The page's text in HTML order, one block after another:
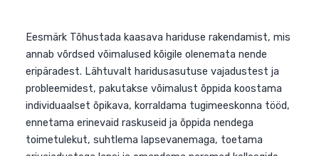
Eesmärk Tõhustada kaasava hariduse rakendamist,
annab võrdsed võimalused kõigile olenemata nende
eripäradest. Lähtuvalt haridusasutuse vajadustest ja
probleemidest, pakutakse võimalust õppida koostama
individuaalset õpikava, korraldama tugimeeskonna